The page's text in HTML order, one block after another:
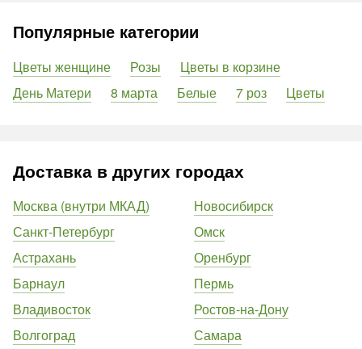
Популярные категории
Цветы женщине Розы
Цветы в корзине
День Матери
8 марта Белые 7 роз Цветы
Доставка в других городах
Москва (внутри МКАД)
Санкт-Петербург
Астрахань
Барнаул
Владивосток
Волгоград
Новосибирск
Омск
Оренбург
Пермь
Ростов-на-Дону
Самара